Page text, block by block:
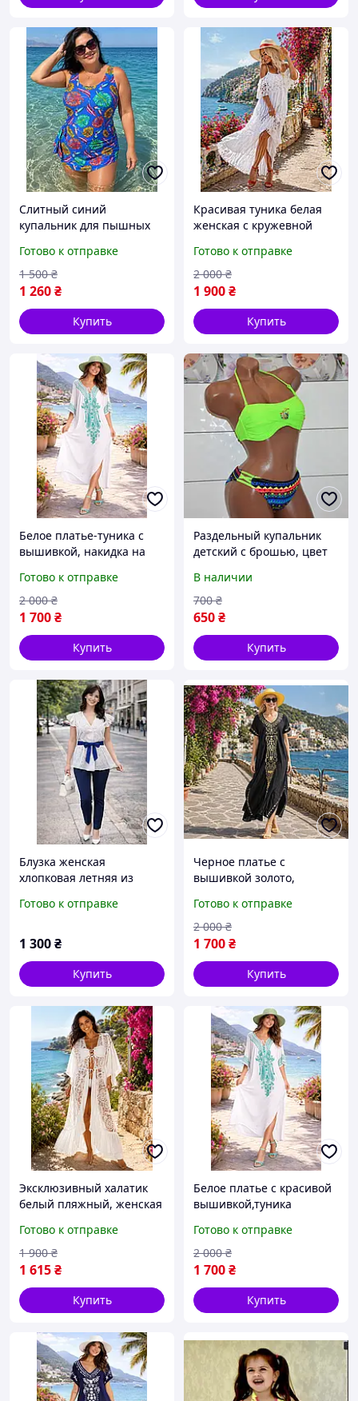
Слитный синий
купальник для пышных
размер 5, 6 XL
Готово к отправке
1 260₴
1 500 ₴
Купить
Красивая туника белая
женская с кружевной
хлопок 100%, размер 2, 3
XL
Готово к отправке
1 900₴
2 000 ₴
Купить
Белое платье-туника с
вышивкой, накидка на
размер 3-5 XL.
Готово к отправке
1 700₴
2 000 ₴
Купить
Раздельный купальник
детский с брошью, цвет
В наличии
650₴
700 ₴
Купить
Блузка женская
хлопковая летняя из
Италия, раз. XL-2XL
Готово к отправке
1 300₴
Купить
Черное платье с
вышивкой золото,
пляжная туника, размер
48-52
Готово к отправке
1 700₴
2 000 ₴
Купить
Эксклюзивный халатик
белый пляжный, женская
с кружевом, размер M- XL
Готово к отправке
1 615₴
1 900 ₴
Купить
Белое платье с красивой
вышивкой,туника
размер L-2XL
Готово к отправке
1 700₴
2 000 ₴
Купить